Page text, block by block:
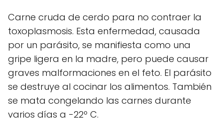
Carne cruda de cerdo para no contraer la
toxoplasmosis. Esta enfermedad, causada
por un parásito, se manifiesta como una
gripe ligera en la madre, pero puede causar
graves malformaciones en el feto. El parásito
se destruye al cocinar los alimentos. También
se mata congelando las carnes durante
varios días a -22º C.